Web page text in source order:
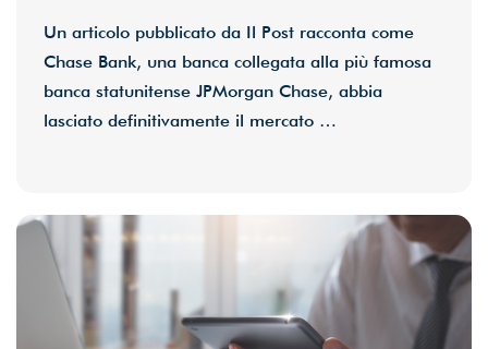
Un articolo pubblicato da Il Post racconta come
Chase Bank, una banca collegata alla più famosa
banca statunitense JPMorgan Chase, abbia
lasciato definitivamente il mercato …